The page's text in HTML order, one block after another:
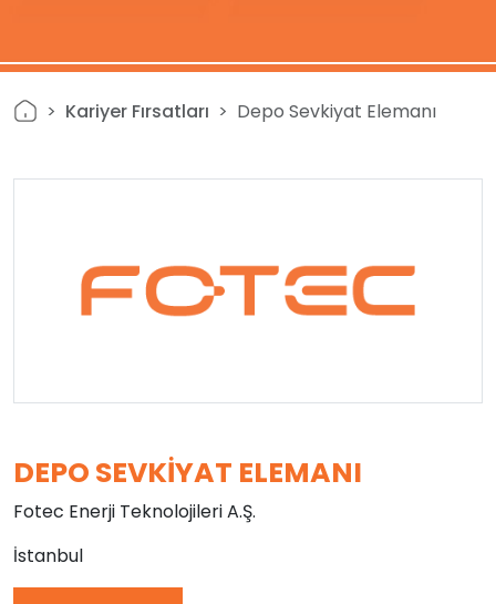
Kariyer Fırsatları Depo Sevkiyat Elemanı
DEPO SEVKIYAT ELEMANI
Fotec Enerji Teknolojileri A.Ş.
İstanbul